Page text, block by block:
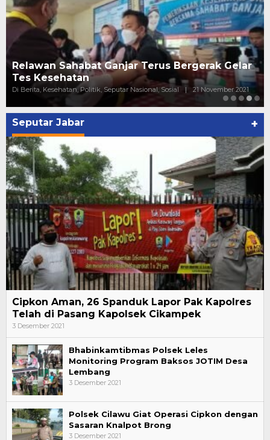
Relawan Sahabat Ganjar Terus Bergerak Gelar
Tes Kesehatan
Di Berita, Kesehatan, Politik, Seputar Nasional, Sosial | 21 November 2021
Seputar Jabar +
Cipkon Aman, 26 Spanduk Lapor Pak Kapolres
Telah di Pasang Kapolsek Cikampek
3 Desember 2021
Bhabinkamtibmas Polsek Leles
Monitoring Program Baksos JOTIM Desa
Lembang
3 Desember 2021
Polsek Cilawu Giat Operasi Cipkon dengan
Sasaran Knalpot Brong
3 Desember 2021